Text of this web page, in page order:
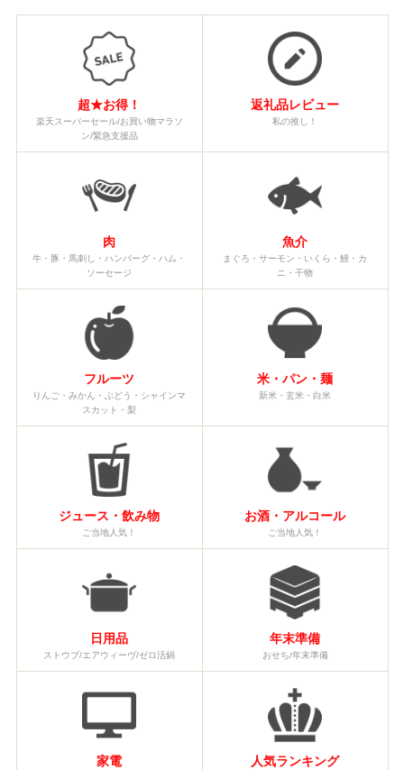
超★お得！
楽天スーパーセール/お買い物マラソ
ン/緊急支援品
返礼品レビュー
私の推し！
肉
牛・豚・馬刺し・ハンバーグ・ハム・
ソーセージ
魚介
まぐろ・サーモン・いくら・鰻・カ
ニ・干物
フルーツ
りんご・みかん・ぶどう・シャインマ
スカット・梨
米・パン・麺
新米・玄米・白米
ジュース・飲み物
ご当地人気！
お酒・アルコール
ご当地人気！
日用品
ストウブ/エアウィーヴ/ゼロ活鍋
年末準備
おせち/年末準備
家電 人気ランキング